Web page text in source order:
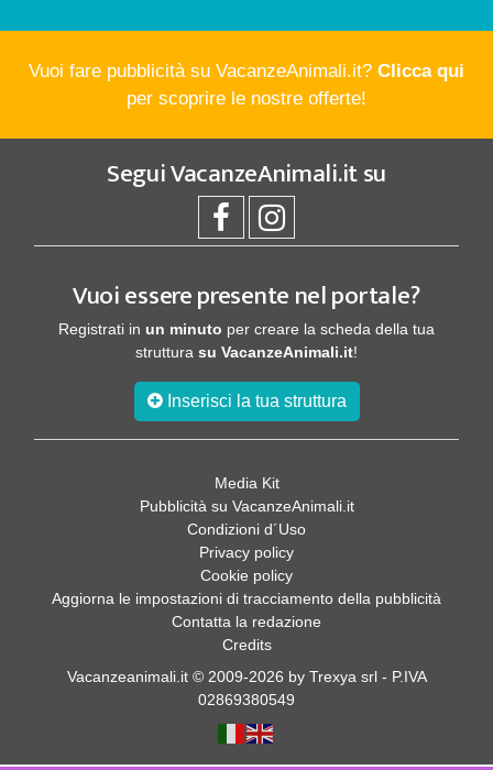
Vuoi fare pubblicità su VacanzeAnimali.it? Clicca qui
per scoprire le nostre offerte!
SeguiVacanzeAnimali.itsu
Vuoi essere presente nel portale?
Registrati in un minuto per creare la scheda della tua
struttura su VacanzeAnimali.it!
Inserisci la tua struttura
Media Kit
Pubblicità su VacanzeAnimali.it
Condizioni d´Uso
Privacy policy
Cookie policy
Aggiorna le impostazioni di tracciamento della pubblicità
Contatta la redazione
Credits
Vacanzeanimali.it © 2009-2026 by Trexya srl - P.IVA
02869380549